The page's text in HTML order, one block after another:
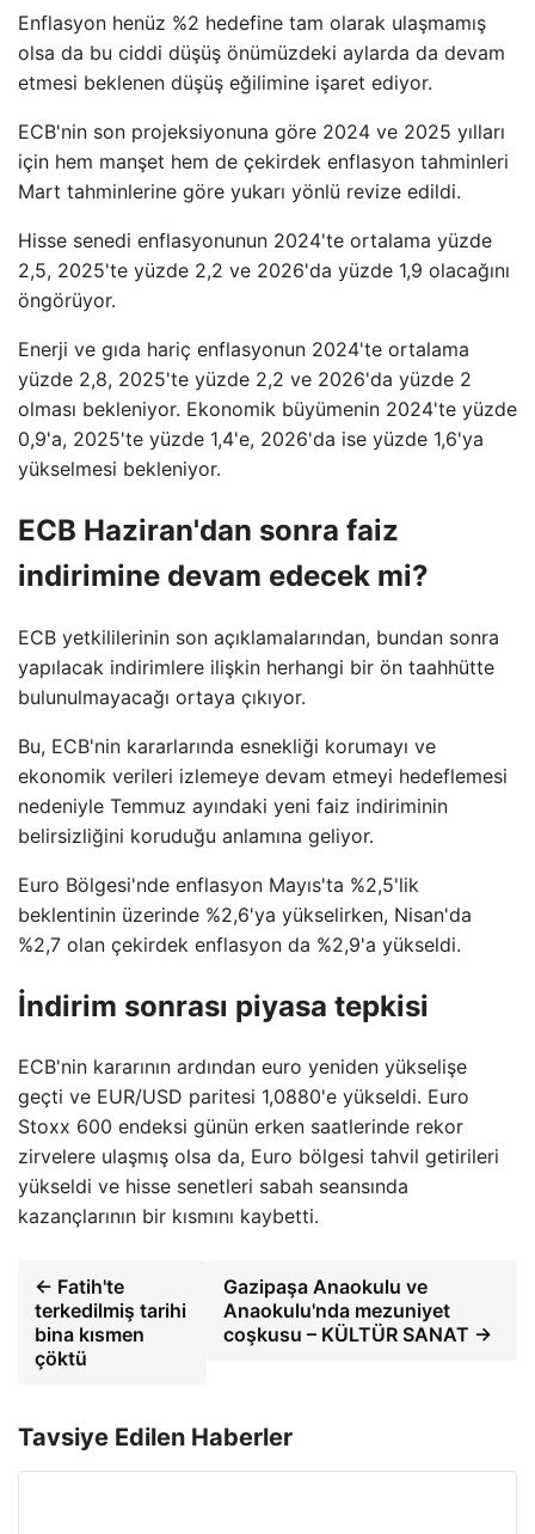
Enflasyon henüz %2 hedefine tam olarak ulaşmamış
olsa da bu ciddi düşüş önümüzdeki aylarda da devam
etmesi beklenen düşüş eğilimine işaret ediyor.
ECB'nin son projeksiyonuna göre 2024 ve 2025 yılları
için hem manşet hem de çekirdek enflasyon tahminleri
Mart tahminlerine göre yukarı yönlü revize edildi.
Hisse senedi enflasyonunun 2024'te ortalama yüzde
2,5, 2025'te yüzde 2,2 ve 2026'da yüzde 1,9 olacağını
öngörüyor.
Enerji ve gıda hariç enflasyonun 2024'te ortalama
yüzde 2,8, 2025'te yüzde 2,2 ve 2026'da yüzde 2
olması bekleniyor. Ekonomik büyümenin 2024'te yüzde
0,9'a, 2025'te yüzde 1,4'e, 2026'da ise yüzde 1,6'ya
yükselmesi bekleniyor.
ECB Haziran'dan sonra faiz
indirimine devam edecek mi?
ECB yetkililerinin son açıklamalarından, bundan sonra
yapılacak indirimlere ilişkin herhangi bir ön taahhütte
bulunulmayacağı ortaya çıkıyor.
Bu, ECB'nin kararlarında esnekliği korumayı ve
ekonomik verileri izlemeye devam etmeyi hedeflemesi
nedeniyle Temmuz ayındaki yeni faiz indiriminin
belirsizliğini koruduğu anlamına geliyor.
Euro Bölgesi'nde enflasyon Mayıs'ta %2,5'lik
beklentinin üzerinde %2,6'ya yükselirken, Nisan'da
%2,7 olan çekirdek enflasyon da %2,9'a yükseldi.
İndirim sonrası piyasa tepkisi
ECB'nin kararının ardından euro yeniden yükselişe
geçti ve EUR/USD paritesi 1,0880'e yükseldi. Euro
Stoxx 600 endeksi günün erken saatlerinde rekor
zirvelere ulaşmış olsa da, Euro bölgesi tahvil getirileri
yükseldi ve hisse senetleri sabah seansında
kazançlarının bir kısmını kaybetti.
← Fatih'te
terkedilmiş tarihi
bina kısmen
çöktü
Gazipaşa Anaokulu ve
Anaokulu'nda mezuniyet
coşkusu – KÜLTÜR SANAT →
Tavsiye Edilen Haberler